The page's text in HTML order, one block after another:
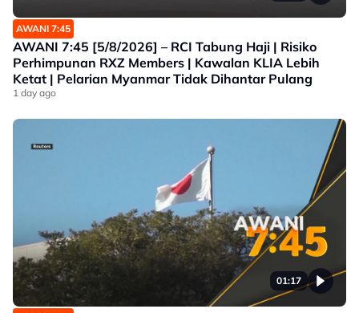
AWANI 7:45
AWANI 7:45 [5/8/2026] – RCI Tabung Haji | Risiko
Perhimpunan RXZ Members | Kawalan KLIA Lebih
Ketat | Pelarian Myanmar Tidak Dihantar Pulang
1 day ago
01:17